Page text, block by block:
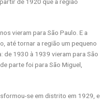
vieram para São Paulo. E a
até tornar a região um pequeno
de 1930 à 1939 vieram para São
parte foi para São Miguel,
se em distrito em 1929, e